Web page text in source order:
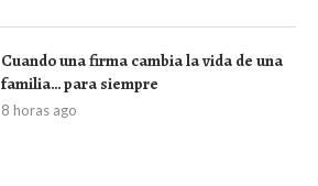
Cuando una firma cambia la vida de una
familia… para siempre
8 horas ago